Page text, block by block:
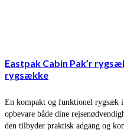
Eastpak Cabin Pak’r
rygsække
En kompakt og funktionel rygsæk i
opbevare både dine
den tilbyder praktisk adgang og